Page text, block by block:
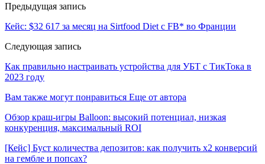
Предыдущая запись
Кейс: $32 617 за месяц на Sirtfood Diet с FB* во Франции
Следующая запись
Как правильно настраивать устройства для УБТ с ТикТока в
2023 году
Вам также могут понравиться Еще от автора
Обзор краш-игры Balloon: высокий потенциал, низкая
конкуренция, максимальный ROI
[Кейс] Буст количества депозитов: как получить х2 конверсий
на гембле и попсах?